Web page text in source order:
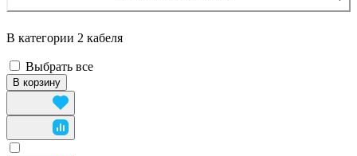
В категории 2 кабеля
Выбрать все
В корзину